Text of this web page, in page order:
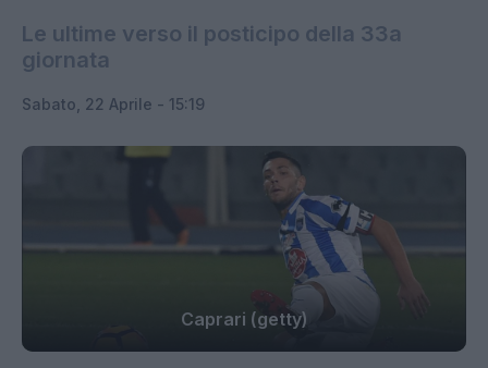
Le ultime verso il posticipo della 33a
giornata
Sabato, 22 Aprile - 15:19
Caprari (getty)